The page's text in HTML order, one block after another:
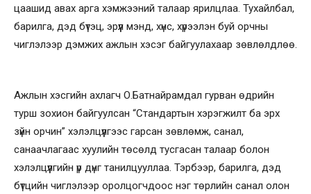
цаашид авах арга хэмжээний талаар ярилцлаа. Тухайлбал,
барилга, дэд бүтэц, эрүүл мэнд, хүнс, хүрээлэн буй орчны
чиглэлээр дэмжих ажлын хэсэг байгуулахаар зөвлөлдлөө.
Ажлын хэсгийн ахлагч О.Батнайрамдал гурван өдрийн
турш зохион байгуулсан “Стандартын хэрэгжилт ба эрх
зүйн орчин” хэлэлцүүлгээс гарсан зөвлөмж, санал,
санаачлагаас хуулийн төсөлд тусгасан талаар болон
хэлэлцүүлгийн үр дүнг танилцууллаа. Тэрбээр, барилга, дэд
бүтцийн чиглэлээр оролцогчдоос нэг төрлийн санал олон